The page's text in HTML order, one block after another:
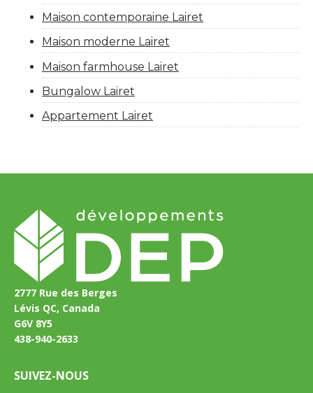
Maison contemporaine Lairet
Maison moderne Lairet
Maison farmhouse Lairet
Bungalow Lairet
Appartement Lairet
2777 Rue des Berges
Lévis QC, Canada
G6V 8Y5
438-940-2633
SUIVEZ-NOUS